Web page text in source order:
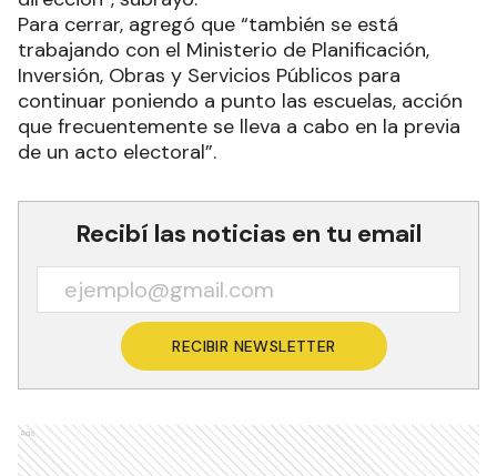
Para cerrar, agregó que “también se está
trabajando con el Ministerio de Planificación,
Inversión, Obras y Servicios Públicos para
continuar poniendo a punto las escuelas, acción
que frecuentemente se lleva a cabo en la previa
de un acto electoral”.
Recibí las noticias en tu email
RECIBIR NEWSLETTER
Ads